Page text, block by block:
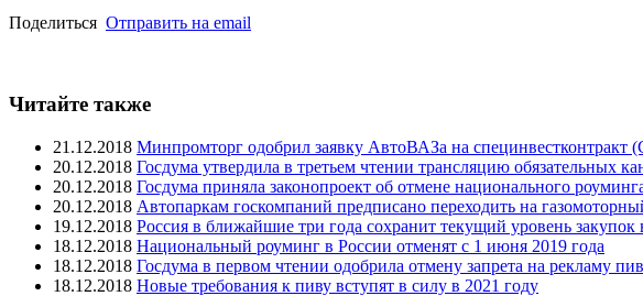
Поделиться Отправить на email
Читайте также
21.12.2018 Минпромторг одобрил заявку АвтоВАЗа на
20.12.2018 Госдума утвердила в третьем чтении трансляцию обязательных
20.12.2018 Госдума приняла законопроект об отмене национального
20.12.2018 Автопаркам госкомпаний предписано переходить на
19.12.2018 Россия в ближайшие три года сохранит текущий уровень закупок
18.12.2018 Национальный роуминг в России отменят с 1 июня 2019 года
18.12.2018 Госдума в первом чтении одобрила отмену запрета на рекламу
18.12.2018 Новые требования к пиву вступят в силу в 2021 году